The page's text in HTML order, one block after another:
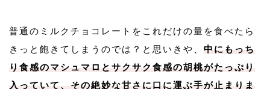
普通のミルクチョコレートをこれだけの量を食べたら
きっと飽きてしまうのでは？と思いきや、 中にもっち
り食感のマシュマロとサクサク食感の胡桃がたっぷり
入っていて、その絶妙な甘さに口に運ぶ手が止まりま